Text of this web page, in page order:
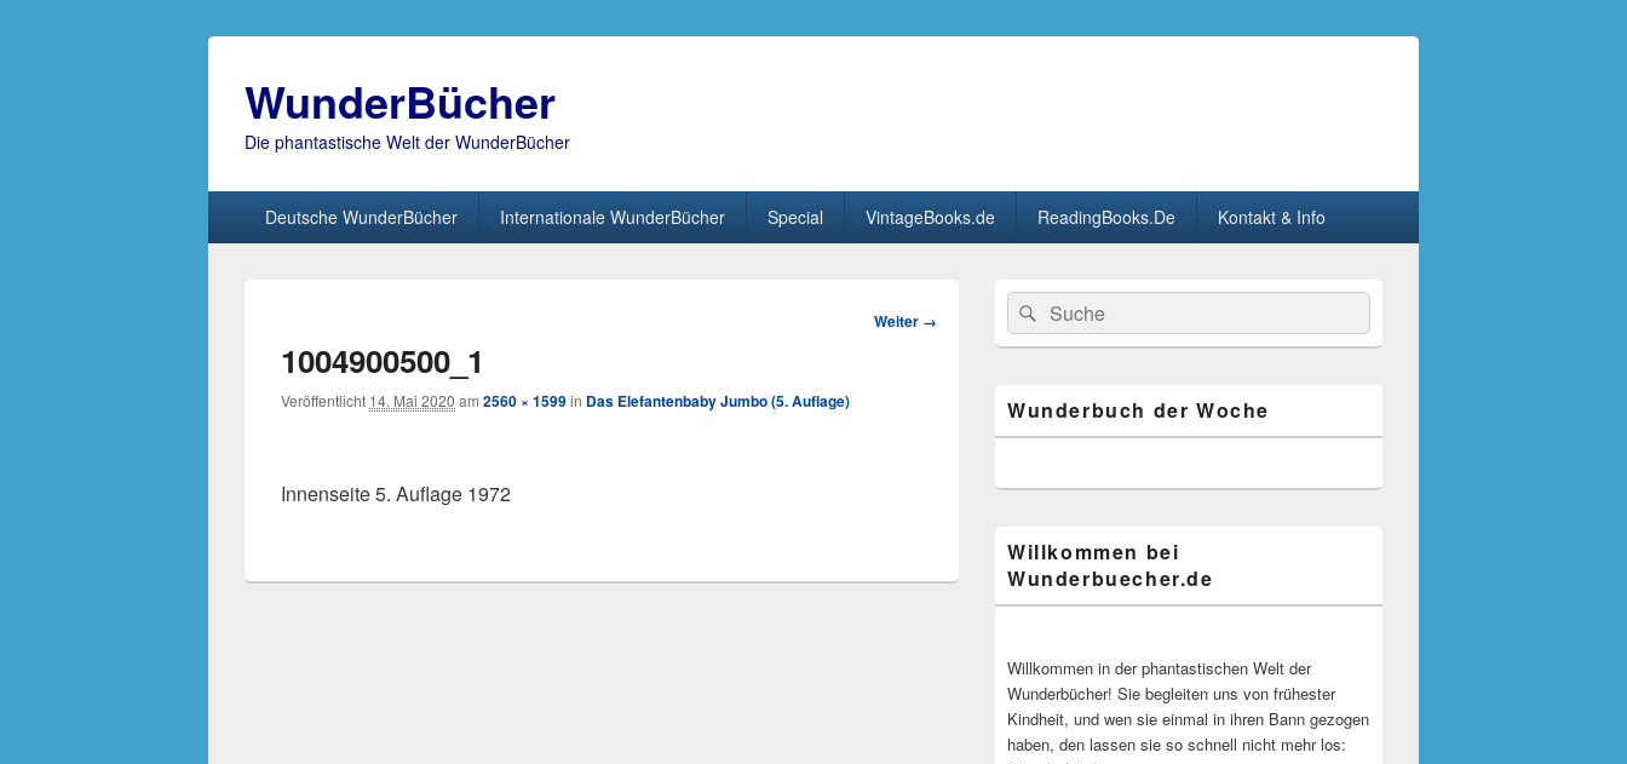
WunderBücher
Die phantastische Welt der WunderBücher
Deutsche WunderBücher Internationale WunderBücher Special VintageBooks.de ReadingBooks.De Kontakt & Info
Bild-
Weiter →
1004900500_1
Veröffentlicht 14. Mai 2020 am 2560 × 1599in Das Elefantenbaby Jumbo (5. Auflage)
Innenseite 5. Auflage 1972
Primärer
Seitenleisten
Widget-
Bereich
Search
for:
Suche
Wunderbuch der Woche
Willkommen bei
Wunderbuecher.de
Willkommen in der phantastischen Welt der
Wunderbücher! Sie begleiten uns von frühester
Kindheit, und wen sie einmal in ihren Bann gezogen
haben, den lassen sie so schnell nicht mehr los: